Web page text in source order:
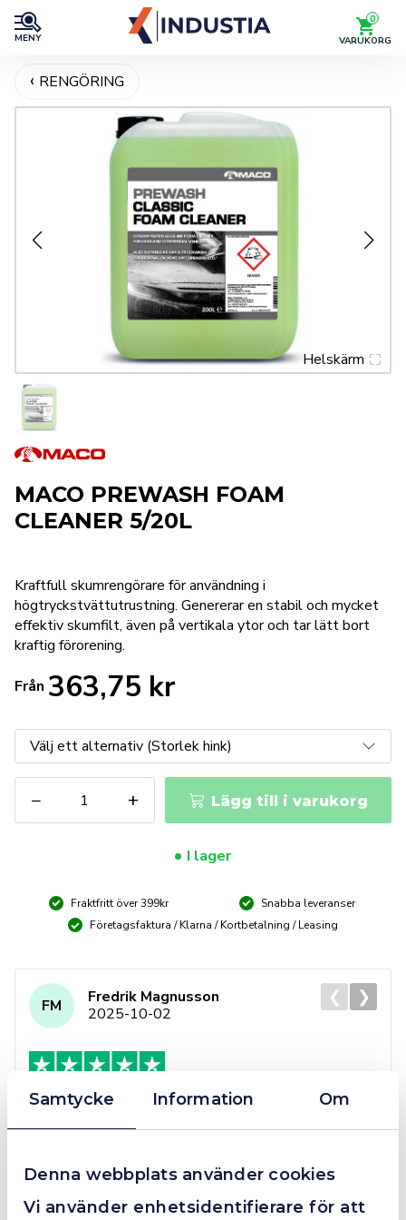
Samtycke Information Om
Denna webbplats använder cookies
Vi använder enhetsidentifierare för att
MENY
0
VARUKORG
RENGÖRING
Helskärm
MACO PREWASH FOAM
CLEANER 5/20L
Kraftfull skumrengörare för användning i
högtryckstvättutrustning. Genererar en stabil och mycket
effektiv skumfilt, även på vertikala ytor och tar lätt bort
kraftig förorening.
Från 363,75 kr
−
PREWASH
FOAM
+ Lägg till i varukorg
I lager
Fraktfritt över 399kr
Snabba leveranser
Företagsfaktura / Klarna / Kortbetalning / Leasing
FM
Fredrik Magnusson
2025-10-02
Grym service!
Dom här grabbarna är definitionen av serviceminded.
så agerade dom blixtsnabbt och löste det långt över
förväntan. Hade kontakt med Alexander, som förtjänar
en extra guldstjärna.
❮ ❯